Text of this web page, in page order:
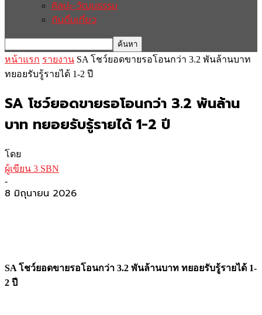
ศิลปะ-วัฒนธรรม
กินดื่มเที่ยว
หน้าแรก รายงาน SA โชว์ยอดขายรอโอนกว่า 3.2 พันล้านบาท
ทยอยรับรู้รายได้ 1-2 ปี
SA โชว์ยอดขายรอโอนกว่า 3.2 พันล้าน
บาท ทยอยรับรู้รายได้ 1-2 ปี
โดย
ผู้เขียน 3 SBN
-
8 มิถุนายน 2026
SA โชว์ยอดขายรอโอนกว่า 3.2 พันล้านบาท ทยอยรับรู้รายได้ 1-
2 ปี